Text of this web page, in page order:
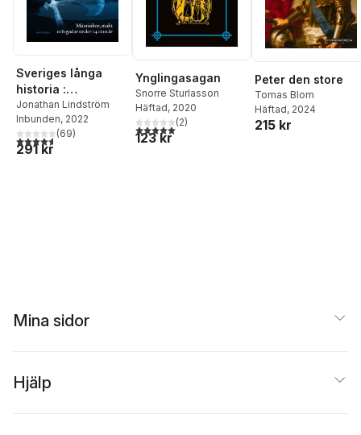
Sveriges långa
historia :
människor, makt
och gudar under
14000 år
Jonathan Lindström
Inbunden, 2022
4,6utav 5 stjärnor. Totalt antal röster:
(69)
291 kr
Ynglingasagan
Snorre Sturlasson
Häftad, 2020
5,0utav 5 stjärnor. Totalt antal röster:
(2)
123 kr
Peter den store
Tomas Blom
Häftad, 2024
215 kr
Mina sidor
Hjälp